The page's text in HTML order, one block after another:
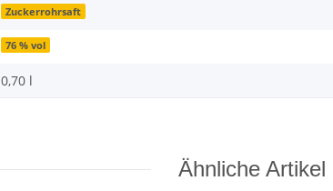
Zuckerrohrsaft
76 % vol
0,70 l
Ähnliche Artikel